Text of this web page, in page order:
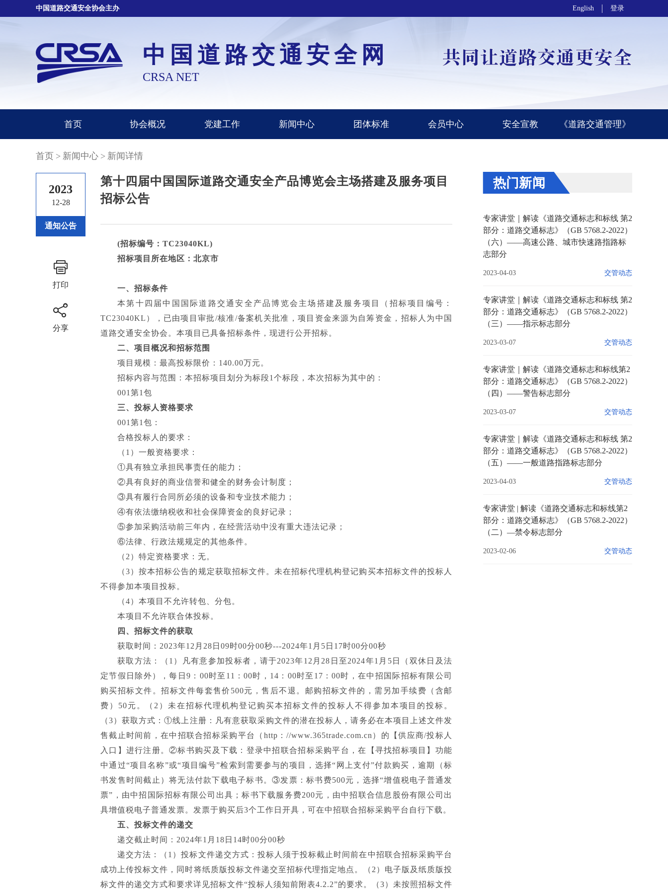
中国道路交通安全协会主办 English 登录
中国道路交通安全网
CRSA NET
首页 协会概况 党建工作 新闻中心 团体标准 会员中心 安全宣教 《道路交通管理》
首页 > 新闻中心 > 新闻详情
2023
12-28
通知公告
打印
分享
第十四届中国国际道路交通安全产品博览会主场搭建及服务项目
招标公告
(招标编号：TC23040KL)
招标项目所在地区：北京市
一、招标条件
本第十四届中国国际道路交通安全产品博览会主场搭建及服务项目（招标项目编号：
TC23040KL），已由项目审批/核准/备案机关批准，项目资金来源为自筹资金，招标人为中国
道路交通安全协会。本项目已具备招标条件，现进行公开招标。
二、项目概况和招标范围
项目规模：最高投标限价：140.00万元。
招标内容与范围：本招标项目划分为标段1个标段，本次招标为其中的：
001第1包
三、投标人资格要求
001第1包：
合格投标人的要求：
（1）一般资格要求：
①具有独立承担民事责任的能力；
②具有良好的商业信誉和健全的财务会计制度；
③具有履行合同所必须的设备和专业技术能力；
④有依法缴纳税收和社会保障资金的良好记录；
⑤参加采购活动前三年内，在经营活动中没有重大违法记录；
⑥法律、行政法规规定的其他条件。
（2）特定资格要求：无。
（3）按本招标公告的规定获取招标文件。未在招标代理机构登记购买本招标文件的投标人
不得参加本项目投标。
（4）本项目不允许转包、分包。
本项目不允许联合体投标。
四、招标文件的获取
获取时间：2023年12月28日09时00分00秒---2024年1月5日17时00分00秒
获取方法：（1）凡有意参加投标者，请于2023年12月28日至2024年1月5日（双休日及法
定节假日除外），每日9：00时至11：00时，14：00时至17：00时，在中招国际招标有限公司
购买招标文件。招标文件每套售价500元，售后不退。邮购招标文件的，需另加手续费（含邮
费）50元。（2）未在招标代理机构登记购买本招标文件的投标人不得参加本项目的投标。
（3）获取方式：①线上注册：凡有意获取采购文件的潜在投标人，请务必在本项目上述文件发
售截止时间前，在中招联合招标采购平台（http：//www.365trade.com.cn）的【供应商/投标人
入口】进行注册。②标书购买及下载：登录中招联合招标采购平台，在【寻找招标项目】功能
中通过“项目名称”或“项目编号”检索到需要参与的项目，选择“网上支付”付款购买，逾期（标
书发售时间截止）将无法付款下载电子标书。③发票：标书费500元，选择“增值税电子普通发
票”，由中招国际招标有限公司出具；标书下载服务费200元，由中招联合信息股份有限公司出
具增值税电子普通发票。发票于购买后3个工作日开具，可在中招联合招标采购平台自行下载。
五、投标文件的递交
递交截止时间：2024年1月18日14时00分00秒
递交方法：（1）投标文件递交方式：投标人须于投标截止时间前在中招联合招标采购平台
成功上传投标文件，同时将纸质版投标文件递交至招标代理指定地点。（2）电子版及纸质版投
标文件的递交方式和要求详见招标文件“投标人须知前附表4.2.2”的要求。（3）未按照招标文件
热门新闻
专家讲堂｜解读《道路交通标志和标线 第2
部分：道路交通标志》（GB 5768.2-2022）
（六）——高速公路、城市快速路指路标
志部分
2023-04-03 交管动态
专家讲堂｜解读《道路交通标志和标线 第2
部分：道路交通标志》（GB 5768.2-2022）
（三）——指示标志部分
2023-03-07 交管动态
专家讲堂｜解读《道路交通标志和标线第2
部分：道路交通标志》（GB 5768.2-2022）
（四）——警告标志部分
2023-03-07 交管动态
专家讲堂｜解读《道路交通标志和标线 第2
部分：道路交通标志》（GB 5768.2-2022）
（五）——一般道路指路标志部分
2023-04-03 交管动态
专家讲堂 | 解读《道路交通标志和标线第2
部分：道路交通标志》（GB 5768.2-2022）
（二）—禁令标志部分
2023-02-06 交管动态